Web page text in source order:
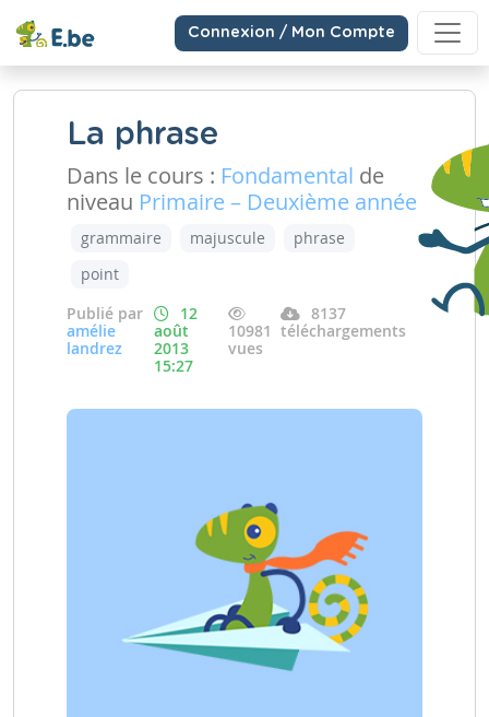
Connexion / Mon Compte
La phrase
Dans le cours : Fondamental de
niveau Primaire – Deuxième année
grammaire majuscule
phrase
point
Publié par
amélie
landrez
12
août
2013
15:27
10981
vues
8137
téléchargements